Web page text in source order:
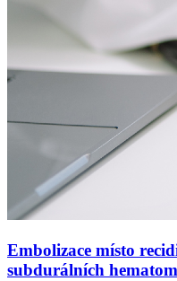
Embolizace místo
subdurálních